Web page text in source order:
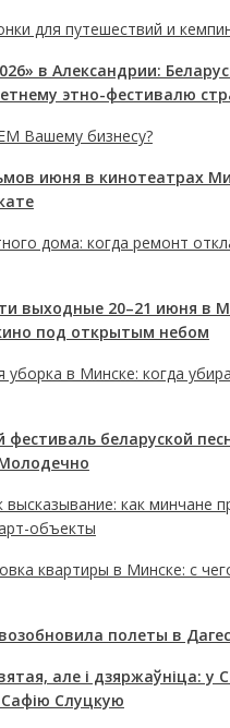
для путешествий и
в Александрии:
этно-фестивалю
Вашему бизнесу?
июня в кинотеатрах
дома: когда ремонт
выходные 20–21 июня в
под открытым небом
уборка в Минске: когда
беларуской
высказывание: как минчане
объекты
квартиры в Минске: с
полеты в
але і дзяржаўніца: у
Слуцкую